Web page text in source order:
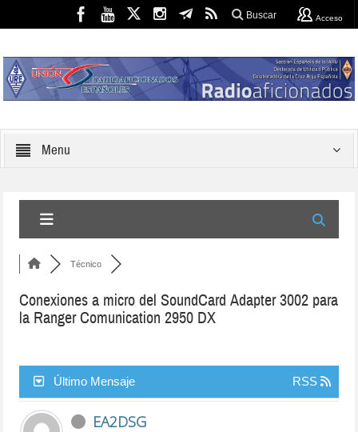
Buscar Acceso
Menu
Técnico
Conexiones a micro del SoundCard Adapter 3002 para
la Ranger Comunication 2950 DX
Último Mensaje RSS
EA2DSG